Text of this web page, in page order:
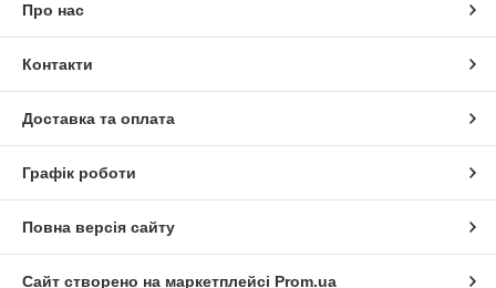
Про нас
Контакти
Доставка та оплата
Графік роботи
Повна версія сайту
Сайт створено на маркетплейсі Prom.ua